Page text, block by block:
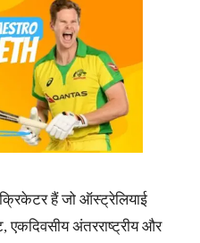
हैं जो ऑस्ट्रेलियाई
एकदिवसीय अंतरराष्ट्रीय और